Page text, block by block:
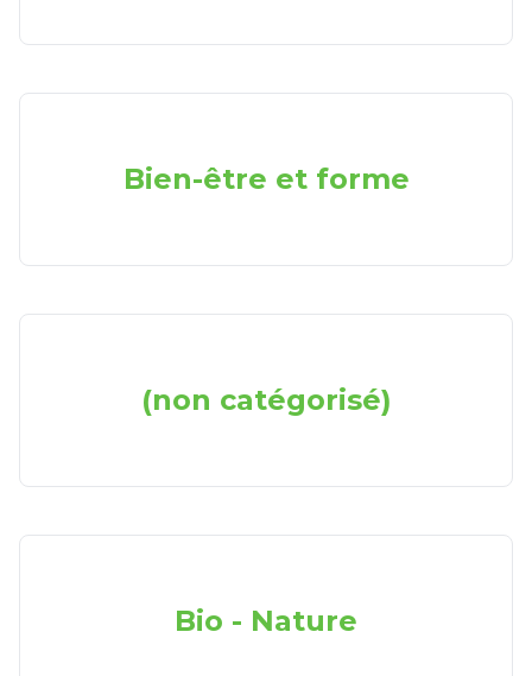
Bien-être et forme
(non catégorisé)
Bio - Nature